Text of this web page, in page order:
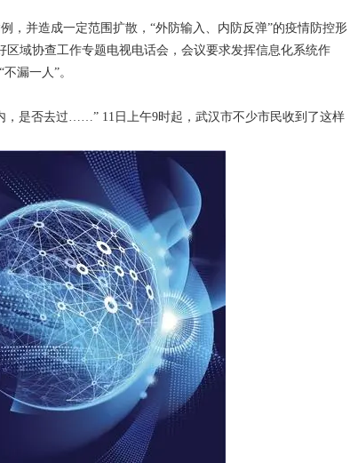
，并造成一定范围扩散，“外防输入、内防反弹”的疫情防控形
域协查工作专题电视电话会，会议要求发挥信息化系统作
漏一人”。
，是否去过……” 11日上午9时起，武汉市不少市民收到了这样